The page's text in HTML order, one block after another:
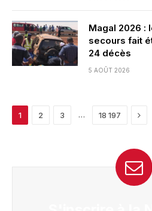
Magal 2026 :
secours fait
24 décès
5 AOÛT 2026
1 2 3 … 18 197 Next